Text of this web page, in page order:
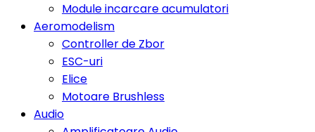
Module incarcare acumulatori
Aeromodelism
Controller de Zbor
ESC-uri
Elice
Motoare Brushless
Audio